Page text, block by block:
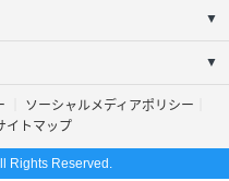
▼
▼
ソーシャルメディアポリシー
イトマップ
Rights Reserved.